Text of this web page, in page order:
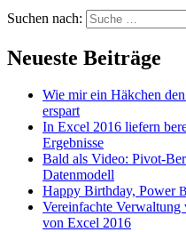
Suchen nach:
Neueste Beiträge
Wie mir ein Häkchen den
erspart
In Excel 2016 liefern
Ergebnisse
Bald als Video: Pivot-
Datenmodell
Happy Birthday, Power
Vereinfachte
von Excel 2016